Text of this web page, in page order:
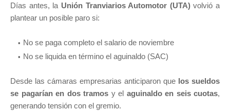
Días antes, la Unión Tranviarios Automotor (UTA)volvió a
plantear un posible paro si:
No se paga completo el salario de noviembre
No se liquida en término el aguinaldo (SAC)
Desde las cámaras empresarias anticiparon que los sueldos
se pagarían en dos tramos y el aguinaldo en seis cuotas,
generando tensión con el gremio.